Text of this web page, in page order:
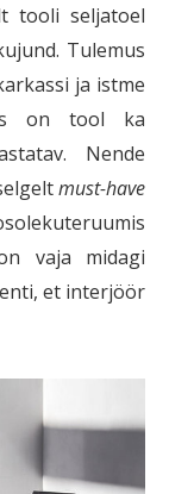
tooli seljatoel
Tulemus
ja istme
on tool ka
Nende
must-have
vaja midagi
et interjöör